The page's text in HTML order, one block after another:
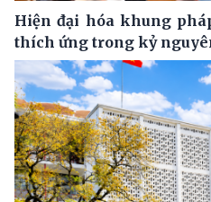
Hiện đại hóa khung
thích ứng trong kỷ